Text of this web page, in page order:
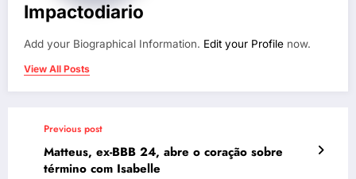
Impactodiario
Add your Biographical Information. Edit your Profile now.
View All Posts
Previous post
Matteus, ex-BBB 24, abre o coração sobre
término com Isabelle